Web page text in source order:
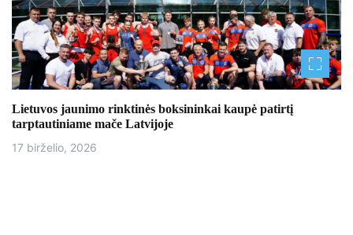
Lietuvos jaunimo rinktinės boksininkai kaupė patirtį
tarptautiniame mače Latvijoje
17 birželio, 2026